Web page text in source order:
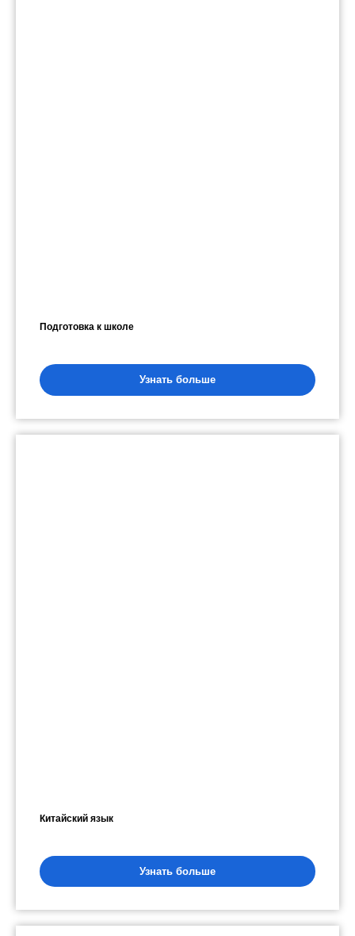
Подготовка к школе
Узнать больше
Китайский язык
Узнать больше